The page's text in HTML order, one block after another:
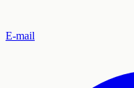
E-mail